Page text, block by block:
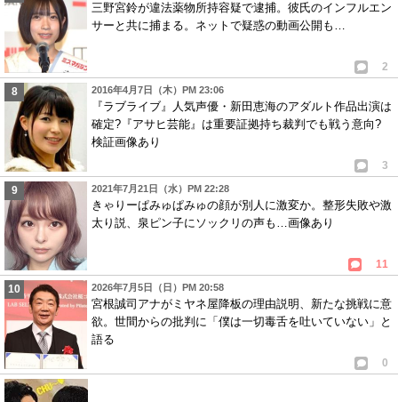
三野宮鈴が違法薬物所持容疑で逮捕。彼氏のインフルエン
サーと共に捕まる。ネットで疑惑の動画公開も…
2
2016年4月7日（木）PM 23:06
『ラブライブ』人気声優・新田恵海のアダルト作品出演は
確定?『アサヒ芸能』は重要証拠持ち裁判でも戦う意向?
検証画像あり
3
2021年7月21日（水）PM 22:28
きゃりーぱみゅぱみゅの顔が別人に激変か。整形失敗や激
太り説、泉ピン子にソックリの声も…画像あり
11
2026年7月5日（日）PM 20:58
宮根誠司アナがミヤネ屋降板の理由説明、新たな挑戦に意
欲。世間からの批判に「僕は一切毒舌を吐いていない」と
語る
0